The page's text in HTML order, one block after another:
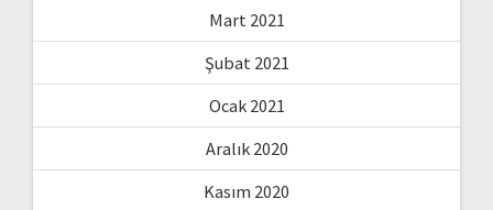
Mart 2021
Şubat 2021
Ocak 2021
Aralık 2020
Kasım 2020